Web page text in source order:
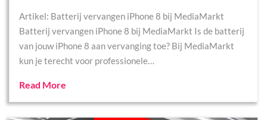
Artikel: Batterij vervangen iPhone 8 bij MediaMarkt
Batterij vervangen iPhone 8 bij MediaMarkt Is de batterij
van jouw iPhone 8 aan vervanging toe? Bij MediaMarkt
kun je terecht voor professionele…
Read More